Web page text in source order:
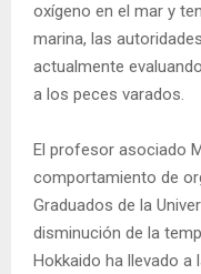
oxígeno en el mar y
marina, las
actualmente
a los peces varados.
El profesor asociado
comportamiento de
Graduados de la
disminución de la
Hokkaido ha llevado a